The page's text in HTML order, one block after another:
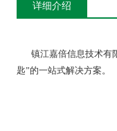
详细介绍
镇江嘉倍信息技术有限
匙”的一站式解决方案。